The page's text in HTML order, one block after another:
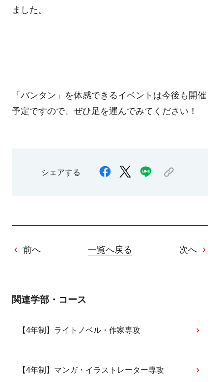
ました。
「バンタン」を体感できるイベントは今後も開催
予定ですので、ぜひ足を運んでみてください！
シェアする
前へ 一覧へ戻る 次へ
関連学部・コース
【4年制】ライトノベル・作家専攻
【4年制】マンガ・イラストレーター専攻